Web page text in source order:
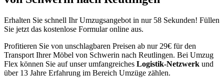
Erhalten Sie schnell Ihr Umzugsangebot in nur 58 Sekunden! Füllen
Sie jetzt das kostenlose Formular online aus.
Profitieren Sie von unschlagbaren Preisen ab nur 29€ für den
Transport Ihrer Möbel von Schwerin nach Reutlingen. Bei Umzug
Flex können Sie auf unser umfangreiches Logistik-Netzwerk und
über 13 Jahre Erfahrung im Bereich Umzüge zählen.